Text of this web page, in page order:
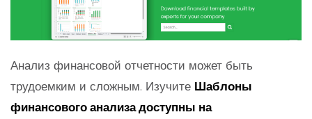
Анализ финансовой отчетности может быть
трудоемким и сложным. Изучите Шаблоны
финансового анализа доступны на